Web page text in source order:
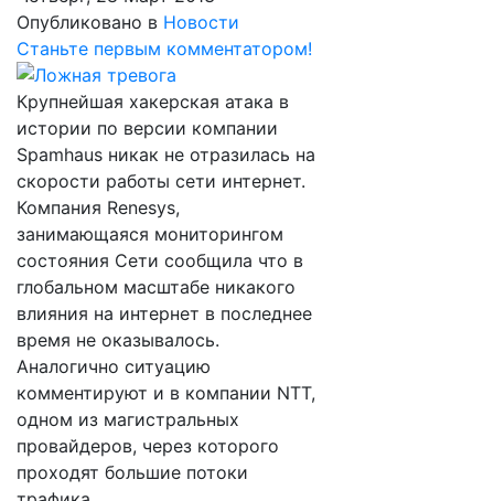
Опубликовано в Новости
Станьте первым комментатором!
Крупнейшая хакерская атака в
истории по версии компании
Spamhaus никак не отразилась на
скорости работы сети интернет.
Компания Renesys,
занимающаяся мониторингом
состояния Сети сообщила что в
глобальном масштабе никакого
влияния на интернет в последнее
время не оказывалось.
Аналогично ситуацию
комментируют и в компании NTT,
одном из магистральных
провайдеров, через которого
проходят большие потоки